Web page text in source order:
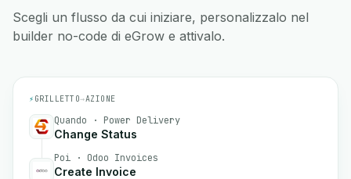
Scegli un flusso da cui iniziare, personalizzalo nel
builder no-code di eGrow e attivalo.
⚡ GRILLETTO→AZIONE
Quando · Power Delivery
Change Status
Poi · Odoo Invoices
Create Invoice